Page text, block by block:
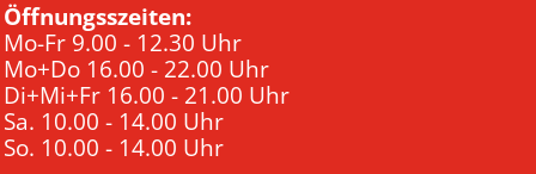
Öffnungsszeiten:
Mo-Fr 9.00 - 12.30 Uhr
Mo+Do 16.00 - 22.00 Uhr
Di+Mi+Fr 16.00 - 21.00 Uhr
Sa. 10.00 - 14.00 Uhr
So. 10.00 - 14.00 Uhr